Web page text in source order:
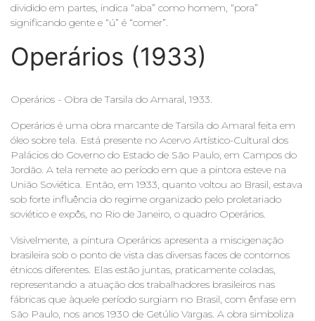
dividido em partes, indica “aba” como homem, “pora”
significando gente e “ú” é “comer”.
Operários (1933)
Operários - Obra de Tarsila do Amaral, 1933.
Operários é uma obra marcante de Tarsila do Amaral feita em
óleo sobre tela. Está presente no Acervo Artístico-Cultural dos
Palácios do Governo do Estado de São Paulo, em Campos do
Jordão. A tela remete ao período em que a pintora esteve na
União Soviética. Então, em 1933, quanto voltou ao Brasil, estava
sob forte influência do regime organizado pelo proletariado
soviético e expôs, no Rio de Janeiro, o quadro Operários.
Visivelmente, a pintura Operários apresenta a miscigenação
brasileira sob o ponto de vista das diversas faces de contornos
étnicos diferentes. Elas estão juntas, praticamente coladas,
representando a atuação dos trabalhadores brasileiros nas
fábricas que àquele período surgiam no Brasil, com ênfase em
São Paulo, nos anos 1930 de Getúlio Vargas. A obra simboliza